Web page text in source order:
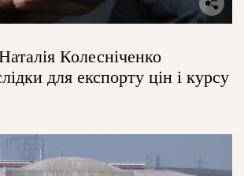
Колесніченко
для експорту цін і курсу